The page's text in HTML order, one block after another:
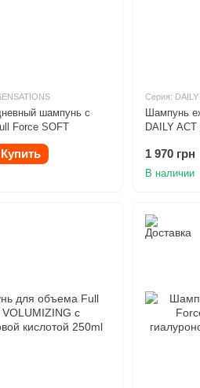
шампунь с
Force SOFT
250ml
Купить
Серия: DAILY
Шампунь
DAILY
головы
1 970 грн
В наличии